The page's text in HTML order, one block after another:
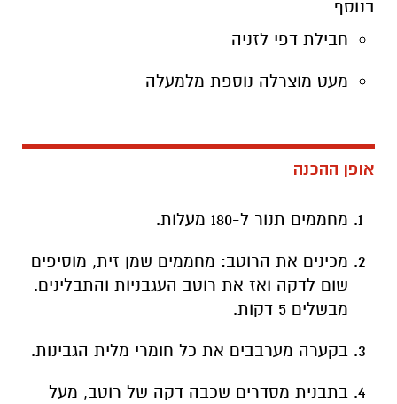
אופן ההכנה
מכינים את הרוטב: מחממים שמן זית, מוסיפים
מבשלים 5 דקות.
בקערה מערבבים את כל חומרי מלית הגבינות.
בתבנית מסדרים שכבה דקה של רוטב, מעל
הפעולה.
מסיימים ברוטב ובמוצרלה מלמעלה.